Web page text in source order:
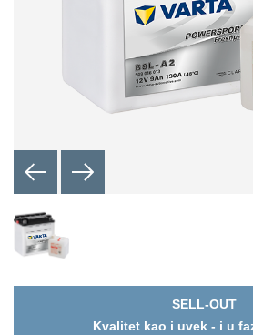
SELL-OUT
Kvalitet kao i uvek - i u